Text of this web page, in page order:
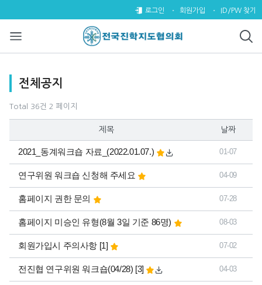
전체공지 2 페이지 로그인 회원가입 ID/PW 찾기
전체공지
Total 36건 2 페이지
제목 날짜
2021_동계워크숍 자료_(2022.01.07.) 01-07
연구위원 워크숍 신청해 주세요 04-09
홈페이지 권한 문의 07-28
홈페이지 미승인 유형(8월 3일 기준 86명) 08-03
회원가입시 주의사항 댓글
[1]개 07-02
전진협 연구위원 워크숍(04/28) 댓글
[3]개 04-03